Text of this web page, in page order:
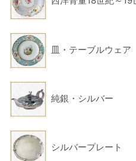
皿・テーブルウェア
純銀・シルバー
シルバープレート